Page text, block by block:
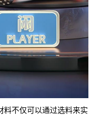
料不仅可以通过选料来实